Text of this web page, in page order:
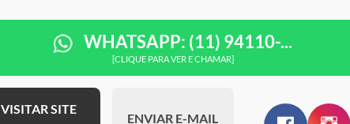
WHATSAPP: (11) 94110-...
[CLIQUE PARA VER E CHAMAR]
VISITAR SITE
ENVIAR E-MAIL